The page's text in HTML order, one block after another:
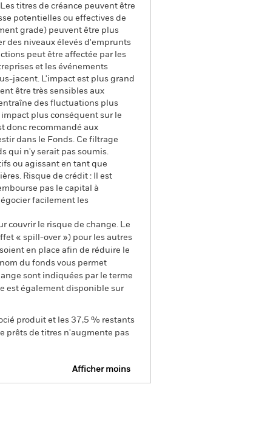
titres de créance peuvent être
potentielles ou effectives de
grade) peuvent être plus
des niveaux élevés d'emprunts
peut être affectée par les
et les événements
jacent. L'impact est plus grand
être très sensibles aux
des fluctuations plus
plus conséquent sur le
donc recommandé aux
dans le Fonds. Ce filtrage
qui n'y serait pas soumis.
ou agissant en tant que
Risque de crédit : Il est
pas le capital à
facilement les
couvrir le risque de change. Le
« spill-over ») pour les autres
en place afin de réduire le
du fonds vous permet
sont indiquées par le terme
est également disponible sur
produit et les 37,5 % restants
prêts de titres n'augmente pas
Afficher moins